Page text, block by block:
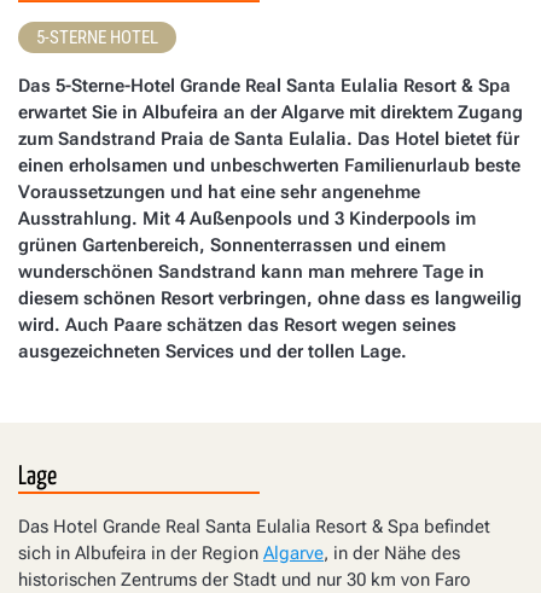
5-STERNE HOTEL
Das 5-Sterne-Hotel Grande Real Santa Eulalia Resort & Spa
erwartet Sie in Albufeira an der Algarve mit direktem Zugang
zum Sandstrand Praia de Santa Eulalia. Das Hotel bietet für
einen erholsamen und unbeschwerten Familienurlaub beste
Voraussetzungen und hat eine sehr angenehme
Ausstrahlung. Mit 4 Außenpools und 3 Kinderpools im
grünen Gartenbereich, Sonnenterrassen und einem
wunderschönen Sandstrand kann man mehrere Tage in
diesem schönen Resort verbringen, ohne dass es langweilig
wird. Auch Paare schätzen das Resort wegen seines
ausgezeichneten Services und der tollen Lage.
Lage
Das Hotel Grande Real Santa Eulalia Resort & Spa befindet
sich in Albufeira in der Region Algarve, in der Nähe des
historischen Zentrums der Stadt und nur 30 km von Faro